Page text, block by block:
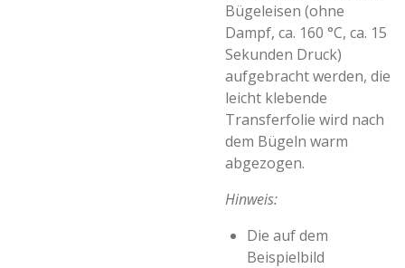
Bügeleisen (ohne
Dampf, ca. 160 °C, ca. 15
Sekunden Druck)
aufgebracht werden, die
leicht klebende
Transferfolie wird nach
dem Bügeln warm
abgezogen.
Hinweis:
Die auf dem
Beispielbild